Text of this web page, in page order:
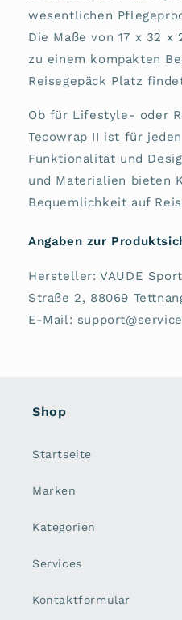
wesentlichen
Die Maße von 17 x 32 x
zu einem kompakten
Reisegepäck Platz
Ob für Lifestyle- oder
Tecowrap II ist für
Funktionalität und
und Materialien bieten
Bequemlichkeit auf
Angaben zur
Hersteller: VAUDE
Straße 2, 88069
E-Mail:
Shop
Startseite
Marken
Kategorien
Services
Kontaktformular